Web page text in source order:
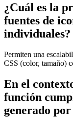
¿Cuál es la
fuentes de
individuales?
Permiten una
CSS (color, tamaño)
En el
función
generado